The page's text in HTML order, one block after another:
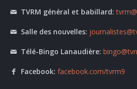
TVRM général et babillard:
Salle des nouvelles:
Télé-Bingo Lanaudière:
Facebook: facebook.com/tvrm9